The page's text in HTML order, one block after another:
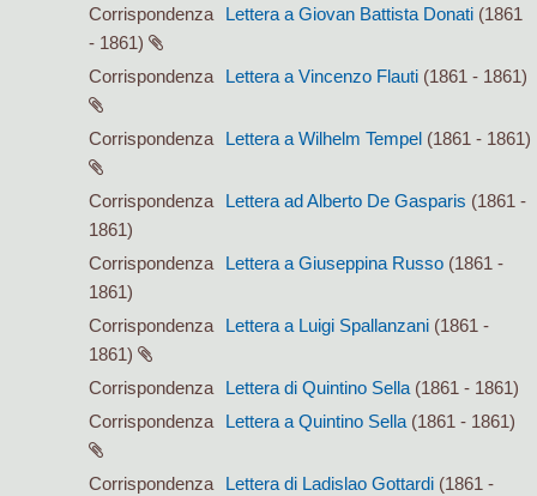
Corrispondenza
Lettera a Giovan Battista Donati (1861
- 1861)
Corrispondenza
Lettera a Vincenzo Flauti (1861 - 1861)
Corrispondenza Lettera a Wilhelm Tempel (1861 - 1861)
Corrispondenza Lettera ad Alberto De Gasparis (1861 -
1861)
Corrispondenza
Lettera a Giuseppina Russo (1861 -
1861)
Corrispondenza
Lettera a Luigi Spallanzani (1861 -
1861)
Corrispondenza
Lettera di Quintino Sella (1861 - 1861)
Corrispondenza
Lettera a Quintino Sella (1861 - 1861)
Corrispondenza Lettera di Ladislao Gottardi (1861 -